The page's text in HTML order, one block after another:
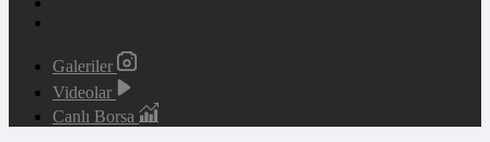
Galeriler
Videolar
Canlı Borsa